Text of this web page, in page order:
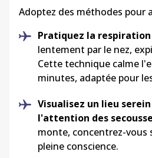
Adoptez des méthodes pour
Pratiquez la
lentement par le nez,
Cette technique calme
minutes, adaptée pour
Visualisez un lieu
l'attention des
monte, concentrez-vous
pleine conscience.